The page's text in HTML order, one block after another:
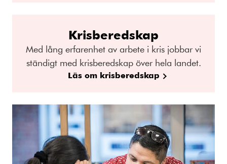
Krisberedskap
Med lång erfarenhet av arbete i kris jobbar vi
ständigt med krisberedskap över hela landet.
Läs om krisberedskap